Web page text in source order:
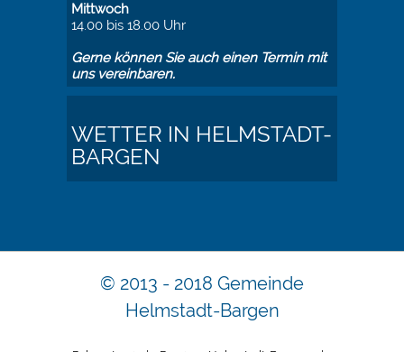
Mittwoch
14.00 bis 18.00 Uhr
Gerne können Sie auch einen Termin mit
uns vereinbaren.
WETTER IN HELMSTADT-
BARGEN
© 2013 - 2018 Gemeinde
Helmstadt-Bargen